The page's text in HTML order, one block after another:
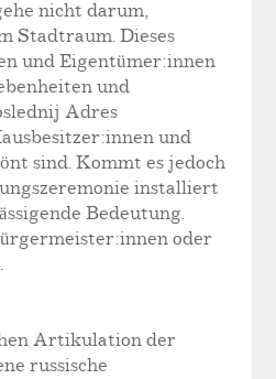
nicht darum,
Stadtraum. Dieses
und Eigentümer:innen
und
Adres
und
sind. Kommt es jedoch
installiert
Bedeutung.
oder
Artikulation der
russische